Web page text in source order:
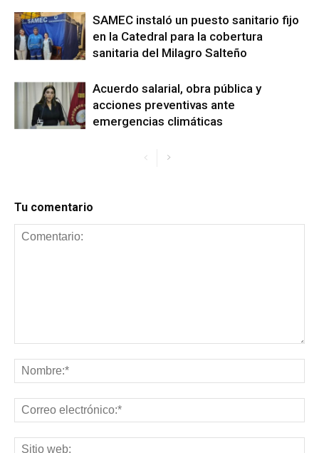
SAMEC instaló un puesto sanitario fijo
en la Catedral para la cobertura
sanitaria del Milagro Salteño
Acuerdo salarial, obra pública y
acciones preventivas ante
emergencias climáticas
Tu comentario